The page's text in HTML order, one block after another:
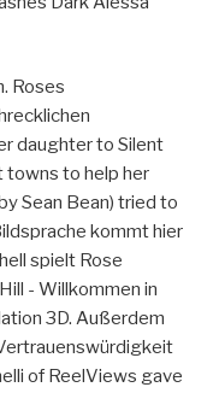
Roses
daughter to Silent
towns to help her
Sean Bean) tried to
kommt hier
spielt Rose
- Willkommen in
3D. Außerdem
of ReelViews gave